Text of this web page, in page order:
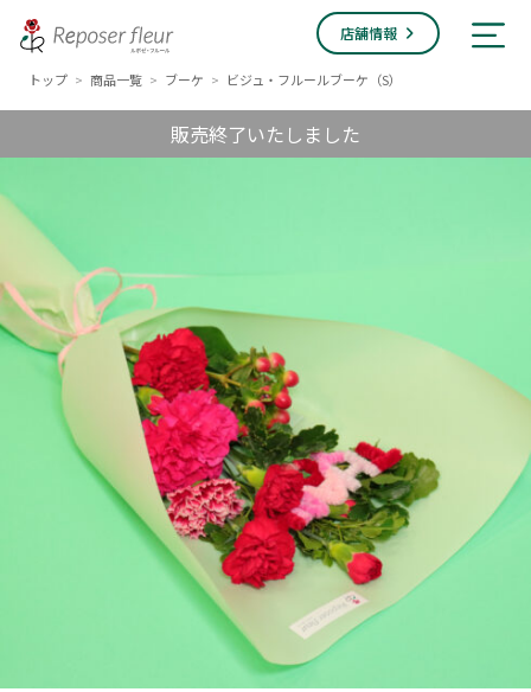
店舗情報
トップ > 商品一覧 > ブーケ > ビジュ・フルールブーケ（S）
販売終了いたしました